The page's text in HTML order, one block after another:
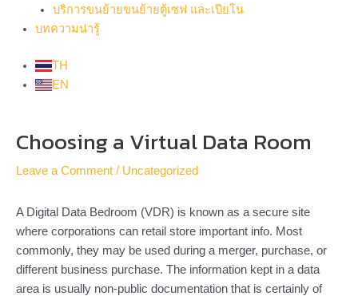
บริการขนย้ายขนย้ายตู้เซฟ และเปียโน
บทความน่ารู้
TH
EN
Choosing a Virtual Data Room
Leave a Comment / Uncategorized
A Digital Data Bedroom (VDR) is known as a secure site
where corporations can retail store important info. Most
commonly, they may be used during a merger, purchase, or
different business purchase. The information kept in a data
area is usually non-public documentation that is certainly of
navigation